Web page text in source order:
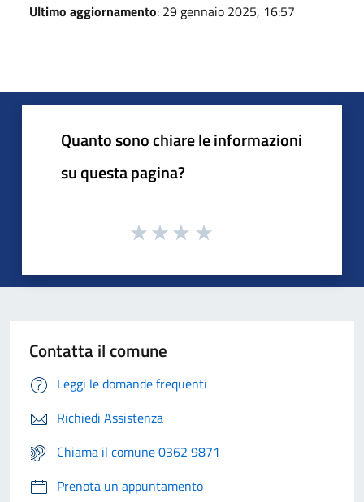
Ultimo aggiornamento: 29 gennaio 2025, 16:57
Quanto sono chiare le informazioni
su questa pagina?
Contatta il comune
Leggi le domande frequenti
Richiedi Assistenza
Chiama il comune 0362 9871
Prenota un appuntamento